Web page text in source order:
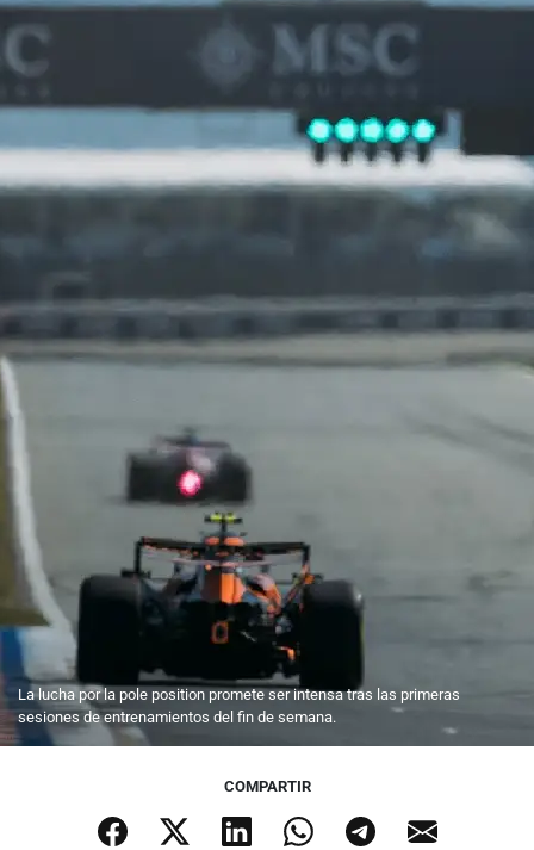
La lucha por la pole position promete ser intensa tras las primeras
sesiones de entrenamientos del fin de semana.
COMPARTIR